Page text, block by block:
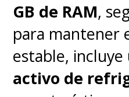
GB de RAM,
para mantener
estable,
activo de